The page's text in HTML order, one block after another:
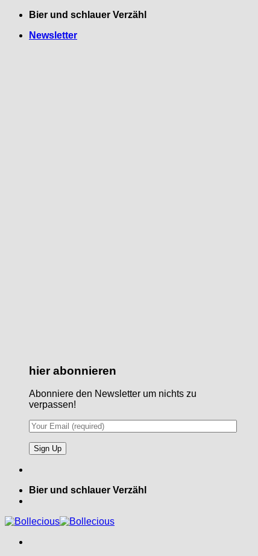
Zum
springen
Bier und schlauer Verzähl
Newsletter
hier abonnieren
Abonniere den Newsletter um nichts zu
verpassen!
Bier und schlauer Verzähl